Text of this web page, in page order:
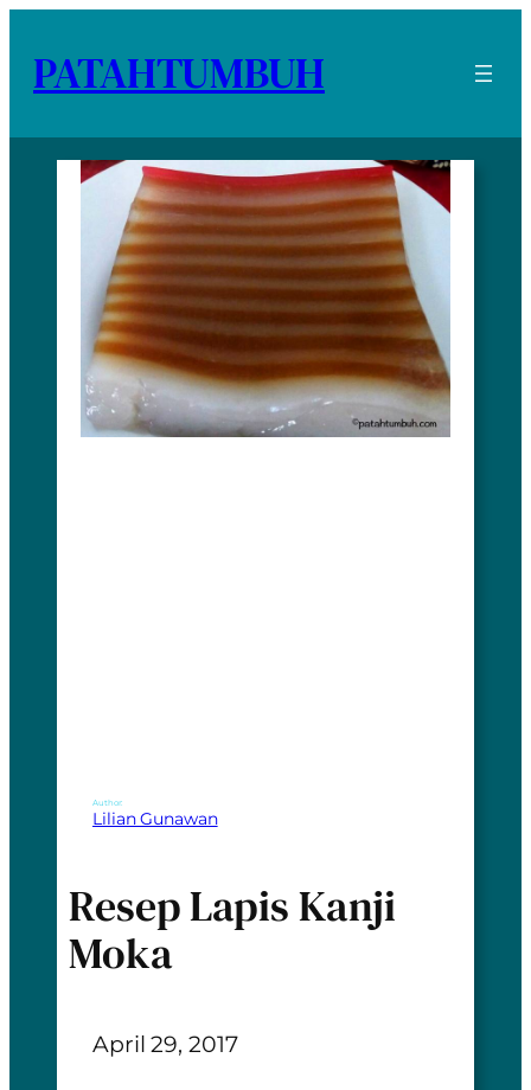
PATAHTUMBUH
Author:
Lilian Gunawan
Resep Lapis Kanji
Moka
April 29, 2017